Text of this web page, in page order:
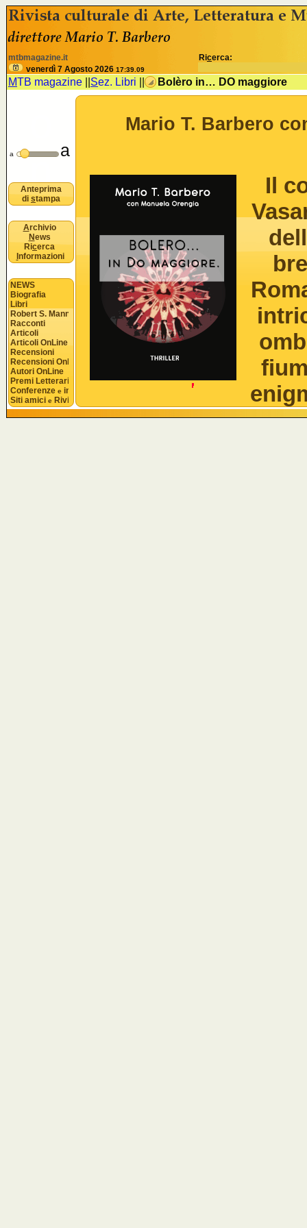
B
u
n
venerdì 7 Agosto 2026 17:39.10
mtbmagazine.it Ricerca:
MTB magazine Sez. Libri Bolèro in… DO maggiore
<% //deve esistere nomeSezione e idSezione come variabili
Mario T. Barbero
Il
tutti elementi che
a a
Anteprima
di stampa
Archivio
News
Ricerca
nformazioni
NEWS
Biografia
Libri
Robert S. Mannon
Racconti
Articoli
Articoli OnLine
Recensioni
Recensioni OnLine
Autori OnLine
Premi Letterari
Conferenze e interviste
Siti amici e Riviste